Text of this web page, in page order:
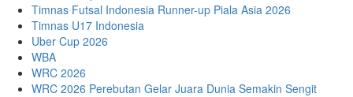
Timnas Futsal Indonesia Runner-up Piala Asia 2026
Timnas U17 Indonesia
Uber Cup 2026
WBA
WRC 2026
WRC 2026 Perebutan Gelar Juara Dunia Semakin Sengit